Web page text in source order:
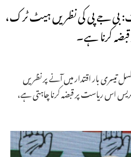
کو ووٹ: بی جے پی کی نظریں ہیٹ ٹرک،
کرنا ہے۔
تیسری بار اقتدار میں آنے پر نظریں
اس ریاست پر قبضہ کرنا چاہتی ہے،